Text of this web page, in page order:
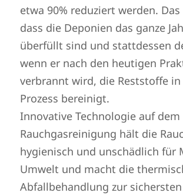
etwa 90% reduziert werden.
dass die Deponien das ganze
überfüllt sind und stattdessen
wenn er nach den heutigen
verbrannt wird, die Reststoffe in
Prozess bereinigt.
Innovative Technologie auf
Rauchgasreinigung hält die
hygienisch und unschädlich für
Umwelt und macht die
Abfallbehandlung zur